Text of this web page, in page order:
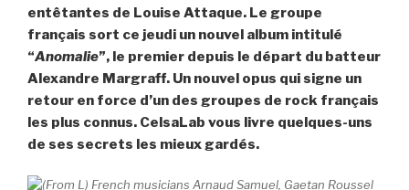
entêtantes de Louise Attaque. Le groupe
français sort ce jeudi un nouvel album intitulé
“Anomalie”, le premier depuis le départ du batteur
Alexandre Margraff. Un nouvel opus qui signe un
retour en force d’un des groupes de rock français
les plus connus. CelsaLab vous livre quelques-uns
de ses secrets les mieux gardés.